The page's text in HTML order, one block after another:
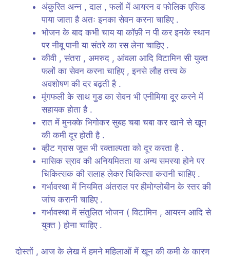
अंकुरित अन्न , दाल , फलों में आयरन व फोलिक एसिड
पाया जाता है अतः इनका सेवन करना चाहिए .
भोजन के बाद कभी चाय या कॉफ़ी न पी कर इनके स्थान
पर नीबू पानी या संतरे का रस लेना चाहिए .
कीवी , संतरा , अमरुद , आंवला आदि विटामिन सी युक्त
फलों का सेवन करना चाहिए , इनसे लौह तत्त्व के
अवशोषण की दर बढ़ती है .
मूंगफली के साथ गुड का सेवन भी एनीमिया दूर करने में
सहायक होता है .
रात में मुनक्के भिगोकर सुबह चबा चबा कर खाने से खून
की कमी दूर होती है .
व्हीट ग्रास जूस भी रक्ताल्पता को दूर करता है .
मासिक स्राव की अनियमितता या अन्य समस्या होने पर
चिकित्सक की सलाह लेकर चिकित्सा करानी चाहिए .
गर्भावस्था में नियमित अंतराल पर हीमोग्लोबीन के स्तर की
जांच करानी चाहिए .
गर्भावस्था में संतुलित भोजन ( विटामिन , आयरन आदि से
युक्त ) होना चाहिए .
दोस्तों , आज के लेख में हमने महिलाओं में खून की कमी के कारण